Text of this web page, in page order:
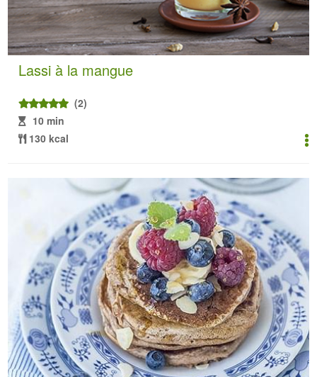
Lassi à la mangue
(2)
10 min
130 kcal